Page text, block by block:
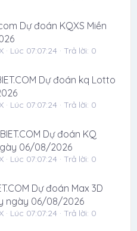
Dự đoán KQXS Miền
Lúc 07:07:24
Trả lời: 0
Dự đoán kq Lotto
Lúc 07:07:24
Trả lời: 0
Dự đoán KQ
06/08/2026
Lúc 07:07:24
Trả lời: 0
Dự đoán Max 3D
ngày 06/08/2026
Lúc 07:07:24
Trả lời: 0